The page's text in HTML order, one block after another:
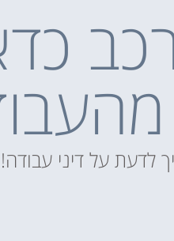
לדעת על דיני עבודה!